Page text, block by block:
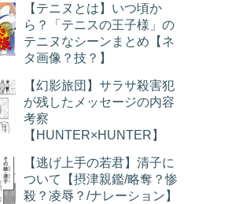
【テニヌとは】いつ頃か
ら？「テニスの王子様」の
テニヌなシーンまとめ【ネ
タ画像？技？】
【幻影旅団】サラサ殺害犯
が残したメッセージの内容
考察
【HUNTER×HUNTER】
【逃げ上手の若君】清子に
ついて【摂津親鑑/略奪？惨
殺？凌辱？/ナレーション】